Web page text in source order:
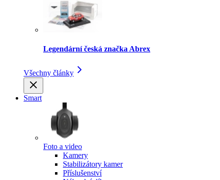
Legendární česká značka Abrex
Všechny články
Smart
Foto a video
Kamery
Stabilizátory kamer
Příslušenství